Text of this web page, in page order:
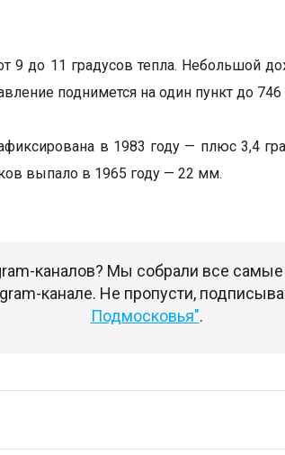
9 до 11 градусов тепла. Небольшой
поднимется на один пункт до 746
в 1983 году — плюс 3,4
выпало в 1965 году — 22 мм.
каналов? Мы собрали все
канале. Не пропусти,
Подмосковья".